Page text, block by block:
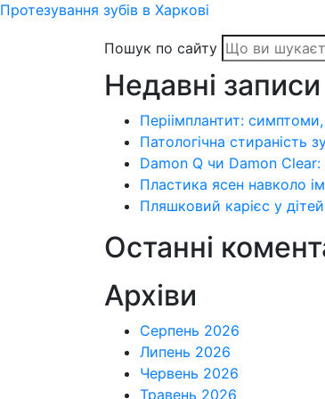
Протезування зубів в Харкові
Пошук по сайту
Недавні записи
Періімплантит:
Патологічна стираність
Damon Q чи Damon
Пластика ясен навколо
Пляшковий карієс у
Останні
Архіви
Серпень 2026
Липень 2026
Червень 2026
Травень 2026